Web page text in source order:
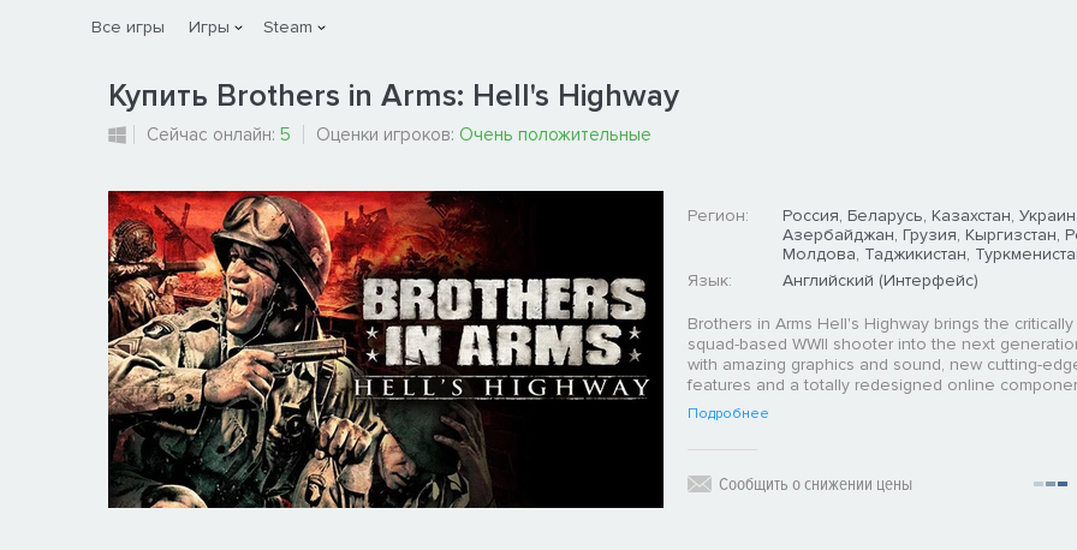
Все игры Игры Steam
Купить Brothers in Arms: Hell's Highway
Сейчас онлайн: 5 Оценки игроков: Очень положительные
Регион:
Россия, Беларусь, Казахстан,
Азербайджан, Грузия, Кыргизстан,
Молдова, Таджикистан,
Язык:
Английский (Интерфейс)
Brothers in Arms Hell's Highway brings the
squad-based WWII shooter into the next
with amazing graphics and sound, new cutting-
features and a totally redesigned online
Подробнее
Сообщить о снижении цены